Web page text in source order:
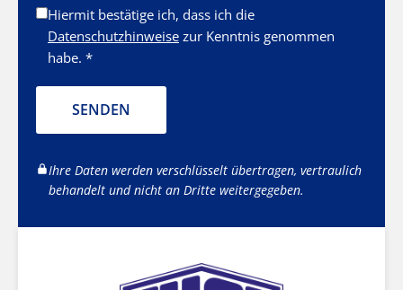
Hiermit bestätige ich, dass ich die
Datenschutzhinweise zur Kenntnis genommen
habe. *
SENDEN
Ihre Daten werden verschlüsselt übertragen, vertraulich
behandelt und nicht an Dritte weitergegeben.